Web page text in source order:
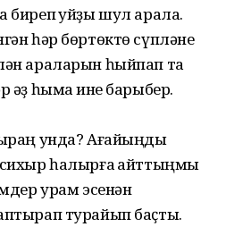
биреп ҡуйҙы шул арала.
һәр бөртөктө сүпләне
араларын һыйпап та
әҙ һымаҡ ине барыбер.
унда? Ағайыңды
һалырға ҡайттыңмы
урам эсенән
турайып баҫты.